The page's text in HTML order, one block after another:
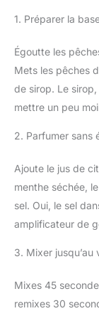
1. Préparer la
Égoutte les
Mets les pêches
de sirop. Le
mettre un peu
2. Parfumer sans
Ajoute le jus de
menthe séchée,
sel. Oui, le sel
amplificateur de
3. Mixer jusqu’au
Mixes 45
remixes 30